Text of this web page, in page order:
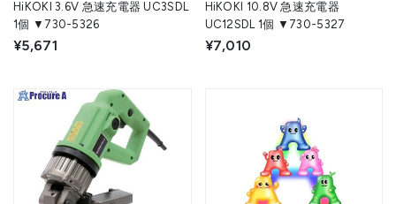
HiKOKI 3.6V 急速充電器 UC3SDL
1個 ▼730-5326
¥5,671
HiKOKI 10.8V 急速充電器
UC12SDL 1個 ▼730-5327
¥7,010